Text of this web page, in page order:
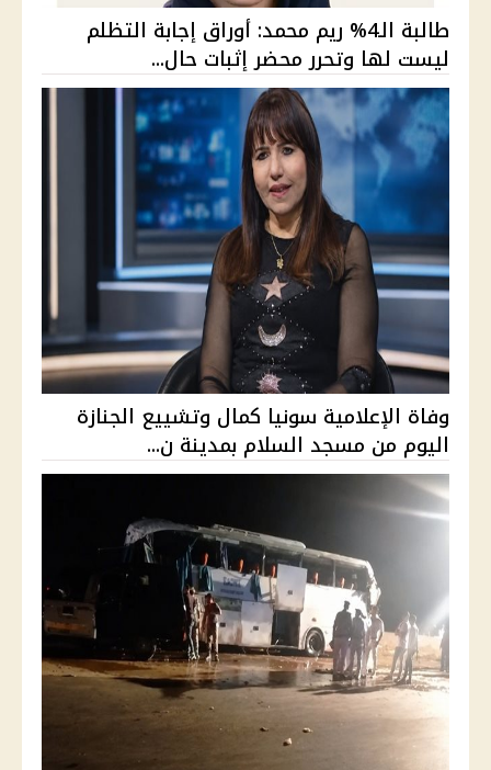
طالبة الـ4% ريم محمد: أوراق إجابة التظلم
ليست لها وتحرر محضر إثبات حال...
وفاة الإعلامية سونيا كمال وتشييع الجنازة
اليوم من مسجد السلام بمدينة ن...